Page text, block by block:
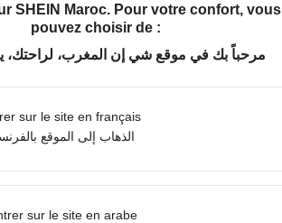
SHEIN Maroc. Pour votre confort, vous
pouvez choisir de :
مرحباً بك في موقع شي إن المغرب، لراحتك،
sur le site en français
الذهاب إلى الموقع
sur le site en arabe